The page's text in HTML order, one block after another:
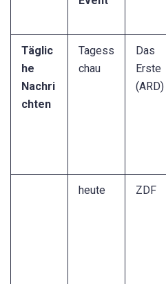
Täglic
he
Nachri
chten
Tagess
chau
Das
Erste
(ARD)
heute ZDF